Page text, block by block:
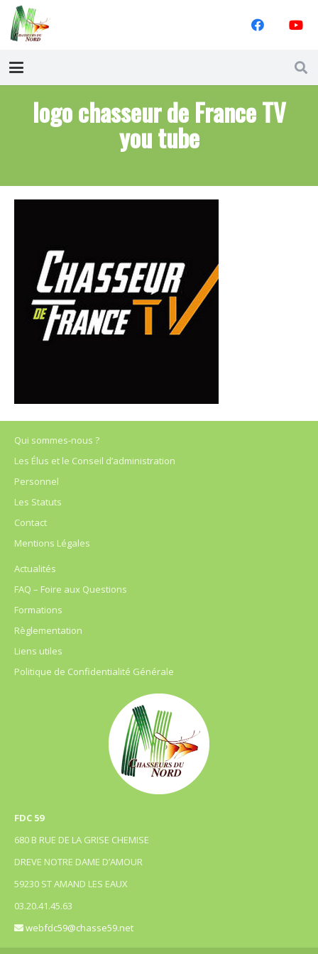
logo chasseur de France TV
you tube
Qui sommes-nous ?
Les Élus et le Conseil d’administration
Personnel
Les Statuts
Contact
Mentions Légales
Actualités
FAQ – Foire aux Questions
Formations
Règlementation
Liens utiles
Politique de Confidentialité Générale
FDC 59
680 B RUE DE LA GRISE CHEMISE
DREVE NOTRE DAME D’AMOUR
59230 ST AMAND LES EAUX
03.20.41.45.63
webfdc59@chasse59.net